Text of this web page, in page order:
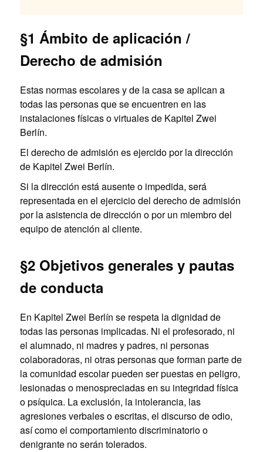
§1 Ámbito de aplicación /
Derecho de admisión
Estas normas escolares y de la casa se aplican a
todas las personas que se encuentren en las
instalaciones físicas o virtuales de Kapitel Zwei
Berlín.
El derecho de admisión es ejercido por la dirección
de Kapitel Zwei Berlín.
Si la dirección está ausente o impedida, será
representada en el ejercicio del derecho de admisión
por la asistencia de dirección o por un miembro del
equipo de atención al cliente.
§2 Objetivos generales y pautas
de conducta
En Kapitel Zwei Berlín se respeta la dignidad de
todas las personas implicadas. Ni el profesorado, ni
el alumnado, ni madres y padres, ni personas
colaboradoras, ni otras personas que forman parte de
la comunidad escolar pueden ser puestas en peligro,
lesionadas o menospreciadas en su integridad física
o psíquica. La exclusión, la intolerancia, las
agresiones verbales o escritas, el discurso de odio,
así como el comportamiento discriminatorio o
denigrante no serán tolerados.